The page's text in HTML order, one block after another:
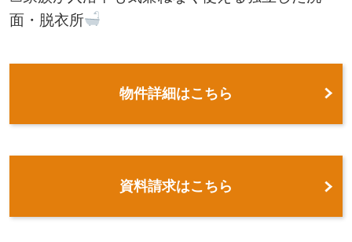
面・脱衣所
物件詳細はこちら
資料請求はこちら